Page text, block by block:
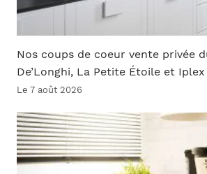
Nos coups de coeur vente privée
De’Longhi, La Petite Étoile et Iplex
Le 7 août 2026